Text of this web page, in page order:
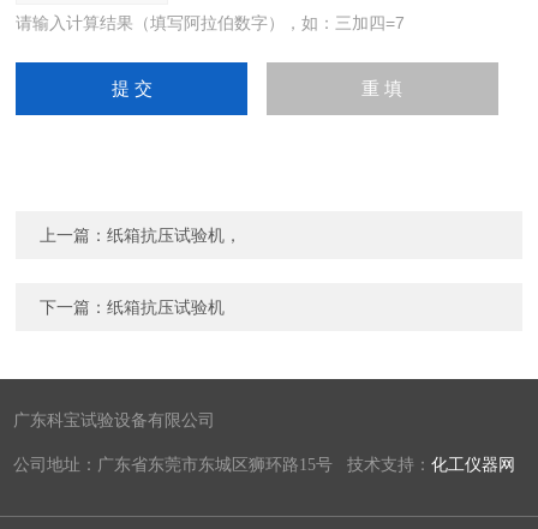
请输入计算结果（填写阿拉伯数字），如：三加四=7
上一篇：纸箱抗压试验机，
下一篇：纸箱抗压试验机
广东科宝试验设备有限公司
公司地址：广东省东莞市东城区狮环路15号 技术支持：化工仪器网